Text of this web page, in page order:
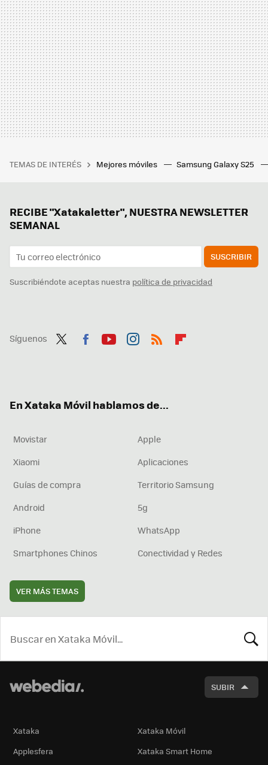
TEMAS DE INTERÉS Mejores móviles Samsung Galaxy S25
RECIBE "Xatakaletter", NUESTRA NEWSLETTER
SEMANAL
SUSCRIBIR
Suscribiéndote aceptas nuestra política de privacidad
Síguenos
En Xataka Móvil hablamos de...
Movistar
Apple
Xiaomi
Aplicaciones
Guías de compra
Territorio Samsung
Android
5g
iPhone
WhatsApp
Smartphones Chinos
Conectividad y Redes
VER MÁS TEMAS
SUBIR
Xataka
Xataka Móvil
Applesfera
Xataka Smart Home